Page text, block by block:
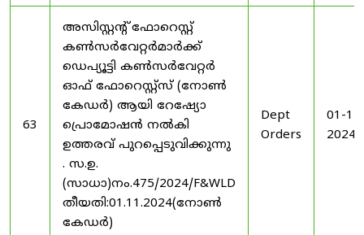
63
അസിസ്റ്റന്റ് ഫോറെസ്റ്റ്
കൺസർവേറ്റർമാർക്ക്
ഡെപ്യൂട്ടി കൺസർവേറ്റർ
ഓഫ് ഫോറെസ്റ്റ്സ് (നോൺ
കേഡർ) ആയി റേഷ്യോ
പ്രൊമോഷൻ നൽകി
ഉത്തരവ് പുറപ്പെടുവിക്കുന്നു
. സ.ഉ.
(സാധാ)നം.475/2024/F&WLD
തീയതി:01.11.2024(നോൺ
കേഡർ)
Dept
Orders
01-
2024